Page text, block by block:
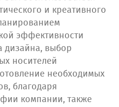
и креативного
эффективности
дизайна, выбор
носителей
необходимых
благодаря
компании, также